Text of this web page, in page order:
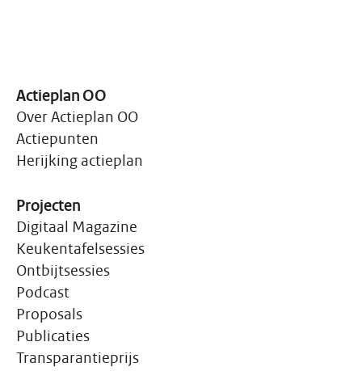
Actieplan OO
Over Actieplan OO
Actiepunten
Herijking actieplan
Projecten
Digitaal Magazine
Keukentafelsessies
Ontbijtsessies
Podcast
Proposals
Publicaties
Transparantieprijs